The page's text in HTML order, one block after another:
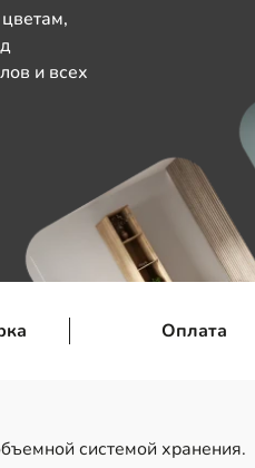
и всех
Оплата
системой хранения.